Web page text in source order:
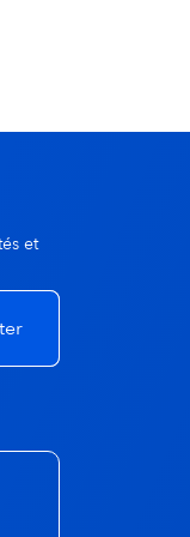
et